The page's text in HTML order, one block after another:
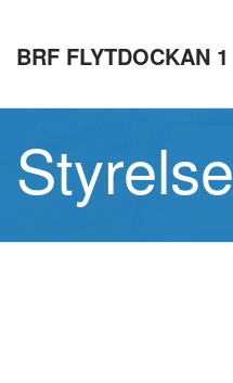
BRF FLYTDOCKAN 1